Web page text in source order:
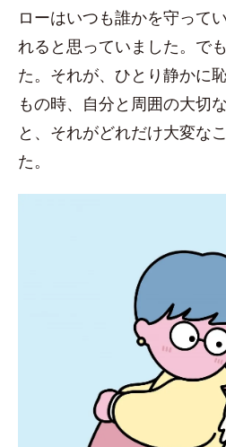
ローはいつも誰かを守って
れると思っていました。で
た。それが、ひとり静かに
もの時、自分と周囲の大切
と、それがどれだけ大変な
た。